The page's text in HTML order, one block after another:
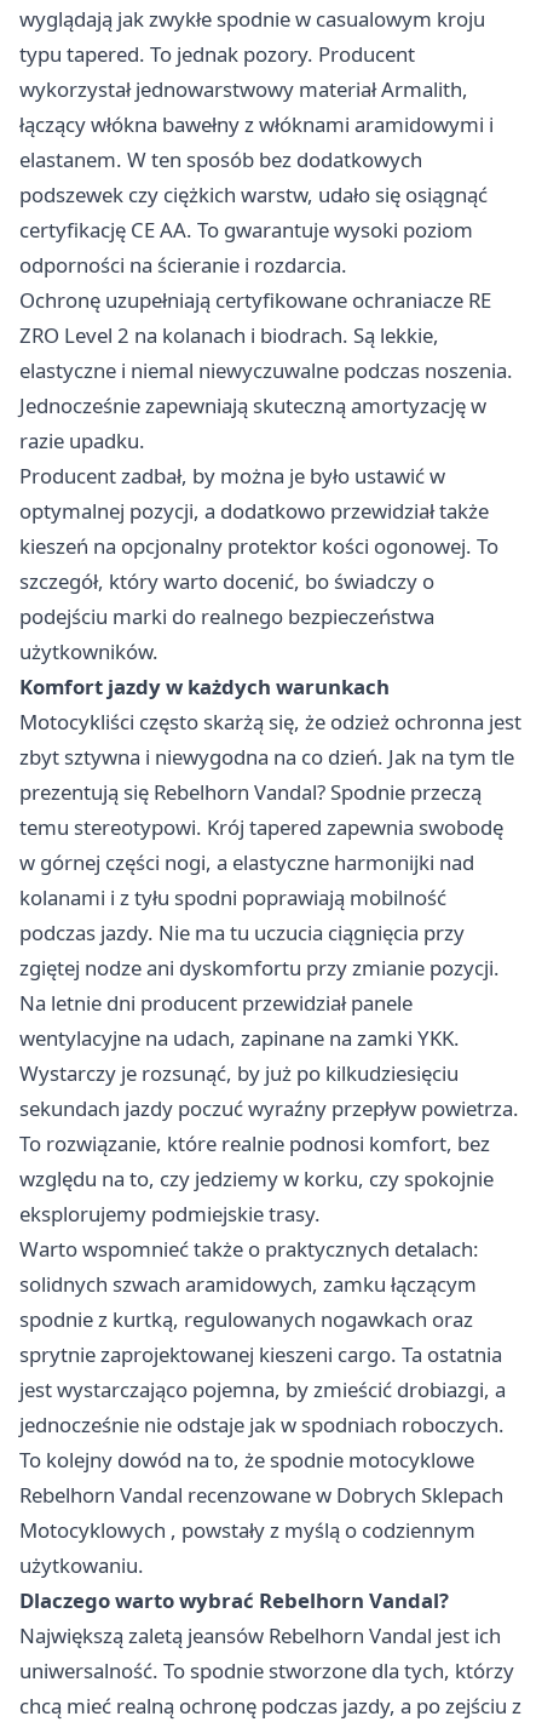
wyglądają jak zwykłe spodnie w casualowym kroju
typu tapered. To jednak pozory. Producent
wykorzystał jednowarstwowy materiał Armalith,
łączący włókna bawełny z włóknami aramidowymi i
elastanem. W ten sposób bez dodatkowych
podszewek czy ciężkich warstw, udało się osiągnąć
certyfikację CE AA. To gwarantuje wysoki poziom
odporności na ścieranie i rozdarcia.
Ochronę uzupełniają certyfikowane ochraniacze RE
ZRO Level 2 na kolanach i biodrach. Są lekkie,
elastyczne i niemal niewyczuwalne podczas noszenia.
Jednocześnie zapewniają skuteczną amortyzację w
razie upadku.
Producent zadbał, by można je było ustawić w
optymalnej pozycji, a dodatkowo przewidział także
kieszeń na opcjonalny protektor kości ogonowej. To
szczegół, który warto docenić, bo świadczy o
podejściu marki do realnego bezpieczeństwa
użytkowników.
Komfort jazdy w każdych warunkach
Motocykliści często skarżą się, że odzież ochronna jest
zbyt sztywna i niewygodna na co dzień. Jak na tym tle
prezentują się Rebelhorn Vandal? Spodnie przeczą
temu stereotypowi. Krój tapered zapewnia swobodę
w górnej części nogi, a elastyczne harmonijki nad
kolanami i z tyłu spodni poprawiają mobilność
podczas jazdy. Nie ma tu uczucia ciągnięcia przy
zgiętej nodze ani dyskomfortu przy zmianie pozycji.
Na letnie dni producent przewidział panele
wentylacyjne na udach, zapinane na zamki YKK.
Wystarczy je rozsunąć, by już po kilkudziesięciu
sekundach jazdy poczuć wyraźny przepływ powietrza.
To rozwiązanie, które realnie podnosi komfort, bez
względu na to, czy jedziemy w korku, czy spokojnie
eksplorujemy podmiejskie trasy.
Warto wspomnieć także o praktycznych detalach:
solidnych szwach aramidowych, zamku łączącym
spodnie z kurtką, regulowanych nogawkach oraz
sprytnie zaprojektowanej kieszeni cargo. Ta ostatnia
jest wystarczająco pojemna, by zmieścić drobiazgi, a
jednocześnie nie odstaje jak w spodniach roboczych.
To kolejny dowód na to, że spodnie motocyklowe
Rebelhorn Vandal recenzowane w Dobrych Sklepach
Motocyklowych , powstały z myślą o codziennym
użytkowaniu.
Dlaczego warto wybrać Rebelhorn Vandal?
Największą zaletą jeansów Rebelhorn Vandal jest ich
uniwersalność. To spodnie stworzone dla tych, którzy
chcą mieć realną ochronę podczas jazdy, a po zejściu z